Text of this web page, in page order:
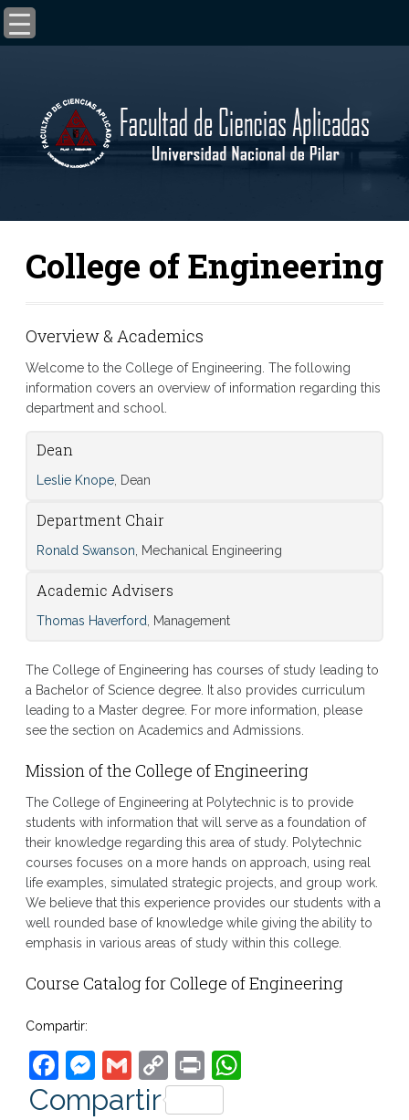
College of Engineering
Overview & Academics
Welcome to the College of Engineering. The following
information covers an overview of information regarding this
department and school.
Dean
Leslie Knope, Dean
Department Chair
Ronald Swanson , Mechanical Engineering
Academic Advisers
Thomas Haverford , Management
The College of Engineering has courses of study leading to
a Bachelor of Science degree. It also provides curriculum
leading to a Master degree. For more information, please
see the section on Academics and Admissions.
Mission of the College of Engineering
The College of Engineering at Polytechnic is to provide
students with information that will serve as a foundation of
their knowledge regarding this area of study. Polytechnic
courses focuses on a more hands on approach, using real
life examples, simulated strategic projects, and group work.
We believe that this experience provides our students with a
well rounded base of knowledge while giving the ability to
emphasis in various areas of study within this college.
Course Catalog for College of Engineering
Compartir:
Facebook
Messenger
Gmail
Copy
Link
PrintWhatsApp
Compartir